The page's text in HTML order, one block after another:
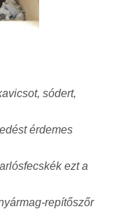
sódert,
érdemes
ezt a
repítőszőr